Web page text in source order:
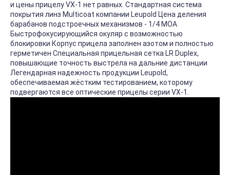
и цены прицелу VX-1 нет равных. Стандартная система
покрытия линз Multicoat компании Leupold Цена деления
барабанов подстроечных механизмов - 1/4 MOA
Быстрофокусирующийся окуляр с возможностью
блокировки Корпус прицела заполнен азотом и полностью
герметичен Специальная прицельная сетка LR Duplex,
повышающие точность выстрела на дальние дистанции
Легендарная надежность продукции Leupold,
обеспечиваемая жёстким тестированием, которому
подвергаются все оптические прицелы серии VX-1.